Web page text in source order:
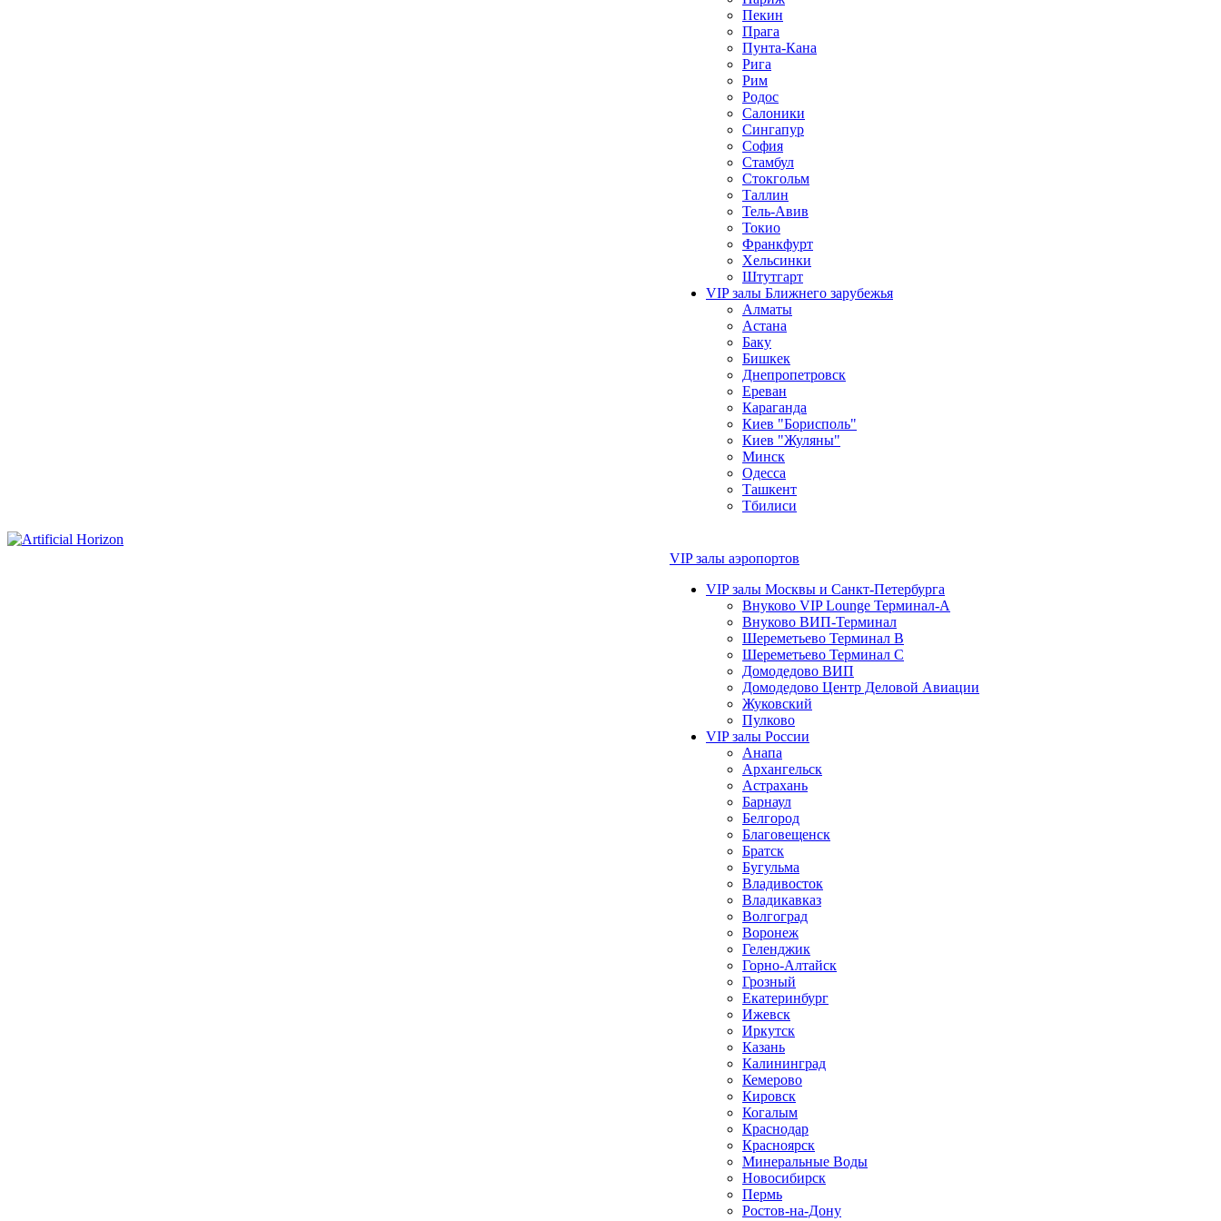
Пекин
Прага
Пунта-Кана
Рига
Рим
Родос
Салоники
Сингапур
София
Стамбул
Стокгольм
Таллин
Тель-Авив
Токио
Франкфурт
Хельсинки
Штутгарт
VIP залы Ближнего зарубежья
Алматы
Астана
Баку
Бишкек
Днепропетровск
Ереван
Караганда
Киев "Борисполь"
Киев "Жуляны"
Минск
Одесса
Ташкент
Тбилиси
VIP залы аэропортов
VIP залы Москвы и Санкт-Петербурга
Внуково VIP Lounge Терминал-А
Внуково ВИП-Терминал
Шереметьево Терминал B
Шереметьево Терминал C
Домодедово ВИП
Домодедово Центр Деловой Авиации
Жуковский
Пулково
VIP залы России
Анапа
Архангельск
Астрахань
Барнаул
Белгород
Благовещенск
Братск
Бугульма
Владивосток
Владикавказ
Волгоград
Воронеж
Геленджик
Горно-Алтайск
Грозный
Екатеринбург
Ижевск
Иркутск
Казань
Калининград
Кемерово
Кировск
Когалым
Краснодар
Красноярск
Минеральные Воды
Новосибирск
Пермь
Ростов-на-Дону